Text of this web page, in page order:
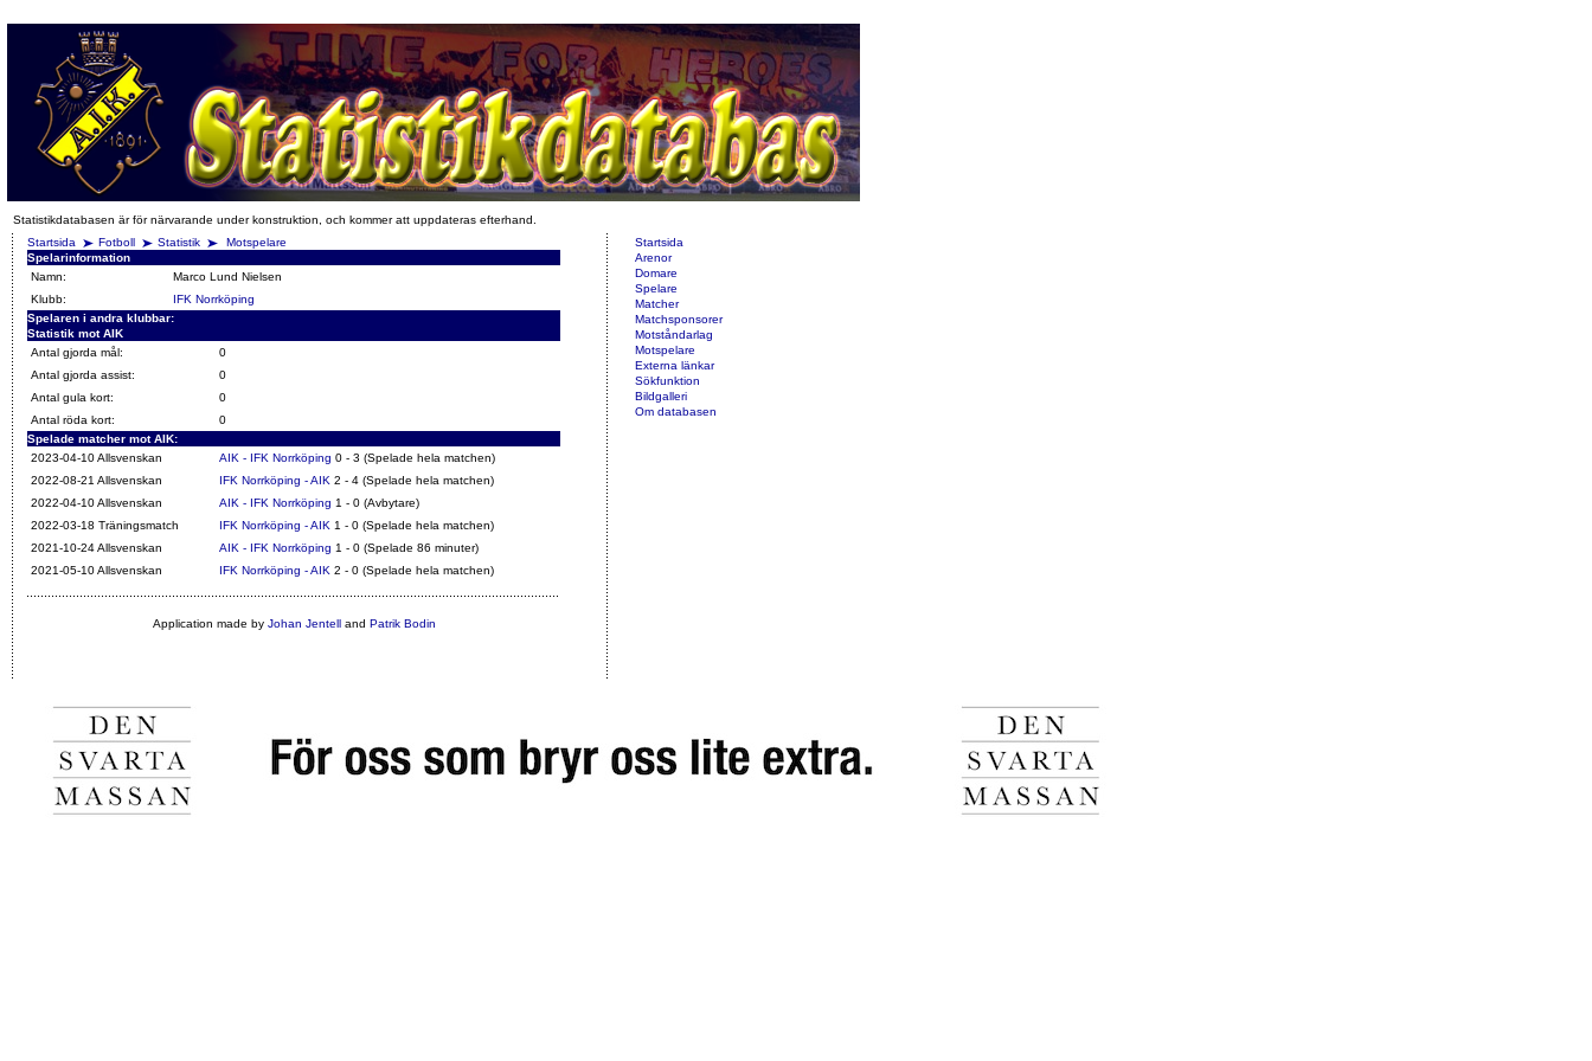
Statistikdatabasen är för närvarande under konstruktion, och kommer att uppdateras efterhand.
Startsida
Fotboll Statistik
Motspelare
Spelarinformation
Namn:
Marco Lund Nielsen
Klubb:
IFK Norrköping
Spelaren i andra klubbar:
Statistik mot AIK
Antal gjorda mål:
0
Antal gjorda assist:
0
Antal gula kort:
0
Antal röda kort:
0
Spelade matcher mot AIK:
2023-04-10 Allsvenskan
AIK - IFK Norrköping 0 - 3 (Spelade hela matchen)
2022-08-21 Allsvenskan
IFK Norrköping - AIK 2 - 4 (Spelade hela matchen)
2022-04-10 Allsvenskan
AIK - IFK Norrköping 1 - 0 (Avbytare)
2022-03-18 Träningsmatch
IFK Norrköping - AIK 1 - 0 (Spelade hela matchen)
2021-10-24 Allsvenskan
AIK - IFK Norrköping 1 - 0 (Spelade 86 minuter)
2021-05-10 Allsvenskan
IFK Norrköping - AIK 2 - 0 (Spelade hela matchen)
Application made by Johan Jentelland Patrik Bodin
Startsida
Arenor
Domare
Spelare
Matcher
Matchsponsorer
Motståndarlag
Motspelare
Externa länkar
Sökfunktion
Bildgalleri
Om databasen